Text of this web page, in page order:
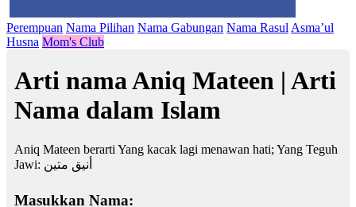
Perempuan Nama Pilihan Nama Gabungan Nama Rasul Asma’ul
Husna Mom's Club
Arti nama Aniq Mateen | Arti
Nama dalam Islam
Aniq Mateen berarti Yang kacak lagi menawan hati; Yang Teguh
Jawi: أنيق متين
Masukkan Nama: